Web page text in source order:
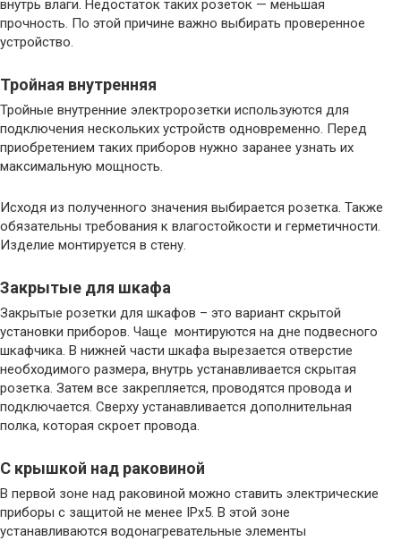
внутрь влаги. Недостаток таких розеток — меньшая
прочность. По этой причине важно выбирать проверенное
устройство.
Тройная внутренняя
Тройные внутренние электророзетки используются для
подключения нескольких устройств одновременно. Перед
приобретением таких приборов нужно заранее узнать их
максимальную мощность.
Исходя из полученного значения выбирается розетка. Также
обязательны требования к влагостойкости и герметичности.
Изделие монтируется в стену.
Закрытые для шкафа
Закрытые розетки для шкафов – это вариант скрытой
установки приборов. Чаще монтируются на дне подвесного
шкафчика. В нижней части шкафа вырезается отверстие
необходимого размера, внутрь устанавливается скрытая
розетка. Затем все закрепляется, проводятся провода и
подключается. Сверху устанавливается дополнительная
полка, которая скроет провода.
С крышкой над раковиной
В первой зоне над раковиной можно ставить электрические
приборы с защитой не менее IPx5. В этой зоне
устанавливаются водонагревательные элементы